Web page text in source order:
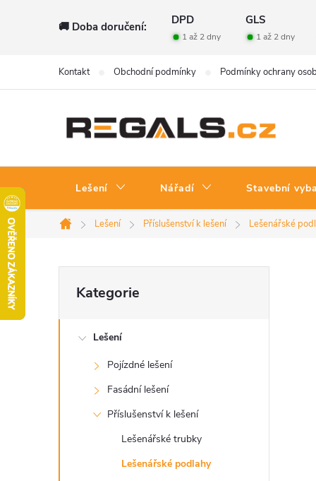
🚚 Doba doručení: DPD GLS
1 až 2 dny 1 až 2 dny
Kontakt Obchodní podmínky Podmínky ochrany
Lešení Nářadí Stavební
Domů
Lešení Příslušenství k lešení Lešenářské
o
kategorie
Kategorie
Lešení
Pojízdné lešení
Fasádní lešení
Příslušenství k lešení
Lešenářské trubky
Lešenářské podlahy